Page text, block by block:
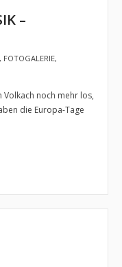
–
, FOTOGALERIE,
Volkach noch mehr los,
die Europa-Tage